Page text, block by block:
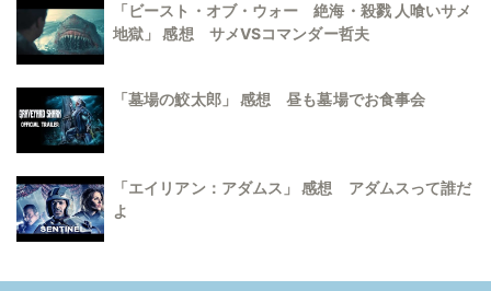
「ビースト・オブ・ウォー 絶海・殺戮 人喰いサメ
地獄」 感想 サメVSコマンダー哲夫
「墓場の鮫太郎」 感想 昼も墓場でお食事会
「エイリアン：アダムス」 感想 アダムスって誰だ
よ